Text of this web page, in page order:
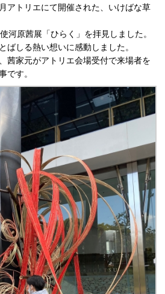
トリエにて開催された、いけばな草
原茜展「ひらく」を拝見しました。
ばしる熱い想いに感動しました。
茜家元がアトリエ会場受付で来場者を
です。